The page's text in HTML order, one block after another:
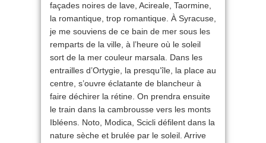
façades noires de lave, Acireale, Taormine,
la romantique, trop romantique. À Syracuse,
je me souviens de ce bain de mer sous les
remparts de la ville, à l’heure où le soleil
sort de la mer couleur marsala. Dans les
entrailles d’Ortygie, la presqu’île, la place au
centre, s’ouvre éclatante de blancheur à
faire déchirer la rétine. On prendra ensuite
le train dans la cambrousse vers les monts
Ibléens. Noto, Modica, Scicli défilent dans la
nature sèche et brulée par le soleil. Arrive